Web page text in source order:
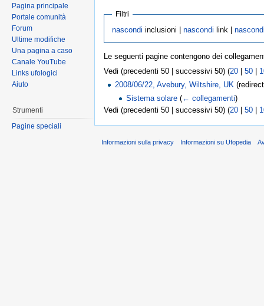
Filtri
nascondi inclusioni | nascondi link |
Le seguenti pagine contengono dei
Vedi (precedenti 50 | successivi 50) (20 50
2008/06/22, Avebury, Wiltshire, UK
Sistema solare (← collegamenti)
Vedi (precedenti 50 | successivi 50) (20 50
Pagina principale
Portale comunità
Forum
Ultime modifiche
Una pagina a caso
Canale YouTube
Links ufologici
Aiuto
Strumenti
Pagine speciali
Informazioni sulla privacy Informazioni su Ufopedia